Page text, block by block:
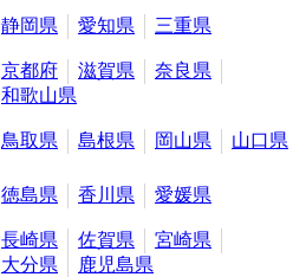
静岡県 愛知県 三重県
京都府 滋賀県
奈良県
和歌山県
鳥取県 島根県 岡山県 山口県
徳島県 香川県 愛媛県
長崎県 佐賀県
宮崎県
大分県 鹿児島県